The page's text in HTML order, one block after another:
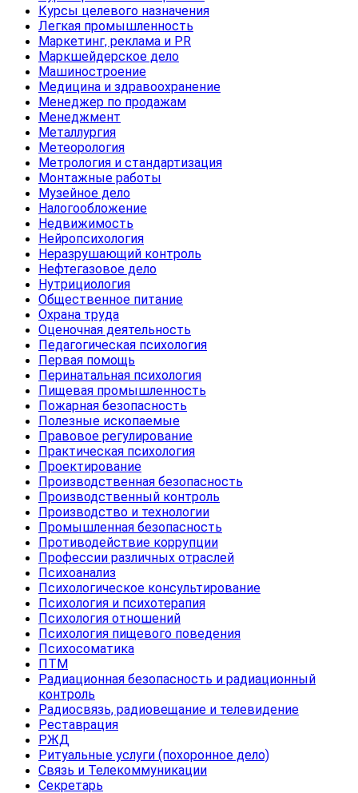
Курсы целевого назначения
Легкая промышленность
Маркетинг, реклама и PR
Маркшейдерское дело
Машиностроение
Медицина и здравоохранение
Менеджер по продажам
Менеджмент
Металлургия
Метеорология
Метрология и стандартизация
Монтажные работы
Музейное дело
Налогообложение
Недвижимость
Нейропсихология
Неразрушающий контроль
Нефтегазовое дело
Нутрициология
Общественное питание
Охрана труда
Оценочная деятельность
Педагогическая психология
Первая помощь
Перинатальная психология
Пищевая промышленность
Пожарная безопасность
Полезные ископаемые
Правовое регулирование
Практическая психология
Проектирование
Производственная безопасность
Производственный контроль
Производство и технологии
Промышленная безопасность
Противодействие коррупции
Профессии различных отраслей
Психоанализ
Психологическое консультирование
Психология и психотерапия
Психология отношений
Психология пищевого поведения
Психосоматика
ПТМ
Радиационная безопасность и радиационный
контроль
Радиосвязь, радиовещание и телевидение
Реставрация
РЖД
Ритуальные услуги (похоронное дело)
Связь и Телекоммуникации
Секретарь